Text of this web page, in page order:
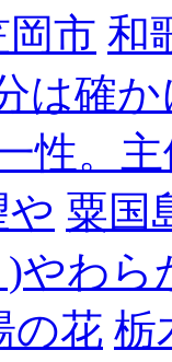
岡市 和
は確
性。
や 粟国
やわ
の花 栃